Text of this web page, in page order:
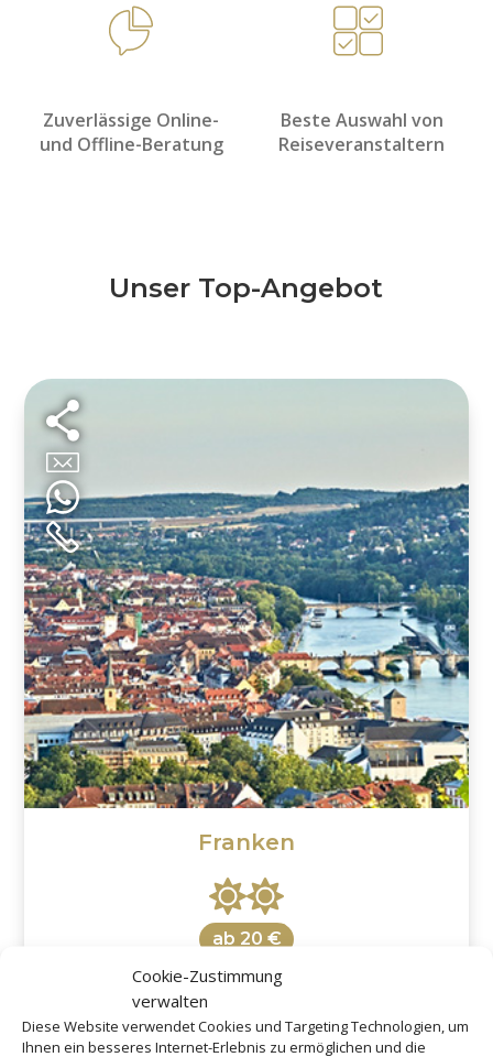
Cookie-Zustimmung
verwalten
Diese Website verwendet Cookies und Targeting Technologien, um
Ihnen ein besseres Internet-Erlebnis zu ermöglichen und die
Zuverlässige Online-
und Offline-Beratung
Beste Auswahl von
Reiseveranstaltern
Unser Top-Angebot
Franken
ab 20 €